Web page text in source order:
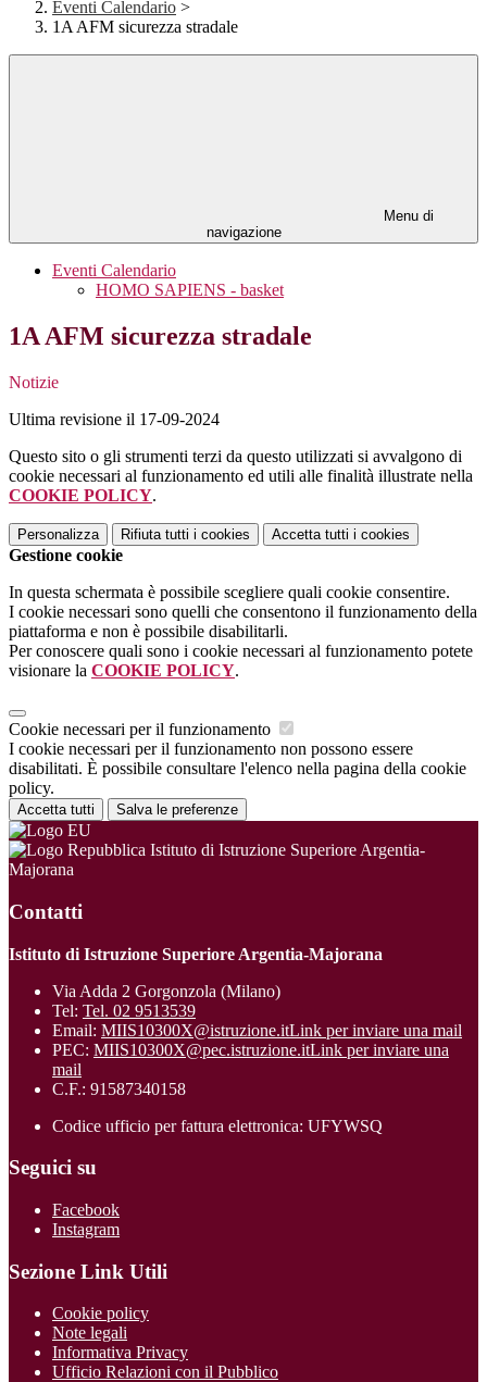
Eventi Calendario >
1A AFM sicurezza stradale
Menu di
navigazione
Eventi Calendario
HOMO SAPIENS - basket
1A AFM sicurezza stradale
Notizie
Ultima revisione il 17-09-2024
Questo sito o gli strumenti terzi da questo utilizzati si avvalgono di
cookie necessari al funzionamento ed utili alle finalità illustrate nella
COOKIE POLICY.
Personalizza Rifiuta tutti i cookies Accetta tutti i cookies
Gestione cookie
In questa schermata è possibile scegliere quali cookie consentire.
I cookie necessari sono quelli che consentono il funzionamento della
piattaforma e non è possibile disabilitarli.
Per conoscere quali sono i cookie necessari al funzionamento potete
visionare la COOKIE POLICY.
Cookie necessari per il funzionamento
I cookie necessari per il funzionamento non possono essere
disabilitati. È possibile consultare l'elenco nella pagina della cookie
policy.
Accetta tutti Salva le preferenze
Istituto di Istruzione Superiore Argentia-
Majorana
Contatti
Istituto di Istruzione Superiore Argentia-Majorana
Via Adda 2 Gorgonzola (Milano)
Tel: Tel. 02 9513539
Email: MIIS10300X@istruzione.itLink per inviare una mail
PEC: MIIS10300X@pec.istruzione.itLink per inviare una
mail
C.F.: 91587340158
Codice ufficio per fattura elettronica: UFYWSQ
Seguici su
Facebook
Instagram
Sezione Link Utili
Cookie policy
Note legali
Informativa Privacy
Ufficio Relazioni con il Pubblico